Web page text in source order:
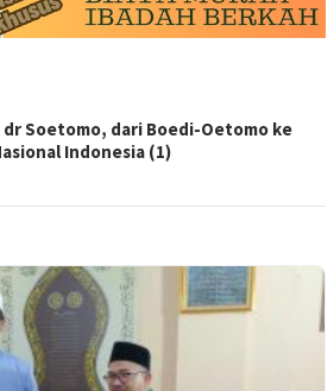
dr Soetomo, dari Boedi-Oetomo ke
Indonesia (1)